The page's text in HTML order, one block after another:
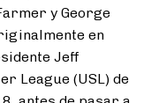
y George
en
Jeff
League (USL) de